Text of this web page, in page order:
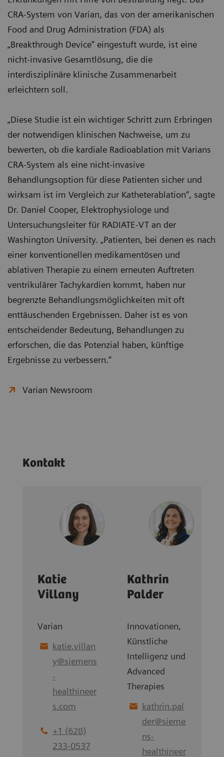
CRA-System von Varian, das von der amerikanischen
Food and Drug Administration (FDA) als
„Breakthrough Device“ eingestuft wurde, ist eine
nicht-invasive Gesamtlösung, die die
interdisziplinäre klinische Zusammenarbeit
erleichtern soll.
„Diese Studie ist ein wichtiger Schritt zum Erbringen
der notwendigen klinischen Nachweise, um zu
bewerten, ob die kardiale Radioablation mit Varians
CRA-System als eine nicht-invasive
Behandlungsoption für diese Patienten sicher und
wirksam ist im Vergleich zur Katheterablation“, sagte
Dr. Daniel Cooper, Elektrophysiologe und
Untersuchungsleiter für RADIATE-VT an der
Washington University. „Patienten, bei denen es nach
einer konventionellen medikamentösen und
ablativen Therapie zu einem erneuten Auftreten
ventrikulärer Tachykardien kommt, haben nur
begrenzte Behandlungsmöglichkeiten mit oft
enttäuschenden Ergebnissen. Daher ist es von
entscheidender Bedeutung, Behandlungen zu
erforschen, die das Potenzial haben, künftige
Ergebnisse zu verbessern.“
Varian Newsroom
Kontakt
Katie
Villany
Varian
katie.villan
y@siemens
-
healthineer
s.com
+1 (628)
233-0537
Kathrin
Palder
Innovationen,
Künstliche
Intelligenz und
Advanced
Therapies
kathrin.pal
der@sieme
ns-
healthineer